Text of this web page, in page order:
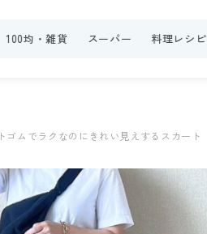
100均・雑貨 スーパー 料理レシピ
ゴムでラクなのにきれい見えするスカート